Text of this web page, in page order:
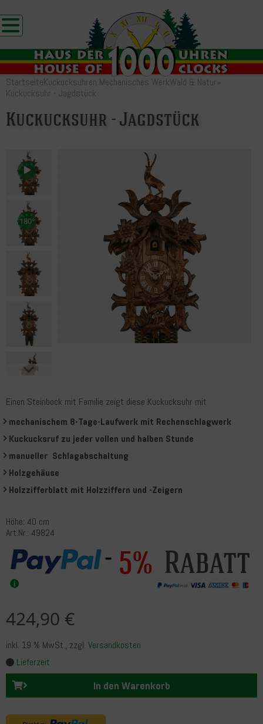
StartseiteKuckucksuhren Mechanisches WerkWald & Natur»
Kuckucksuhr - Jagdstück
Kuckucksuhr - Jagdstück
Einen Steinbock mit Familie zeigt diese Kuckucksuhr mit
mechanischem 8-Tage-Laufwerk mit Rechenschlagwerk
Kuckucksruf zu jeder vollen und halben Stunde
manueller Schlagabschaltung
Holzgehäuse
Holzzifferblatt mit Holzziffern und -Zeigern
Höhe: 40 cm
Art.Nr.: 49824
5% Rabatt
424,90 €
inkl. 19 % MwSt., zzgl. Versandkosten
Lieferzeit
In den Warenkorb